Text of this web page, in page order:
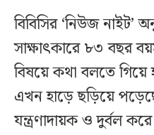
বিবিসির ‘নিউজ নাইট’
সাক্ষাৎকারে ৮৩ বছর
বিষয়ে কথা বলতে গিয়ে
এখন হাড়ে ছড়িয়ে
যন্ত্রণাদায়ক ও দুর্বল